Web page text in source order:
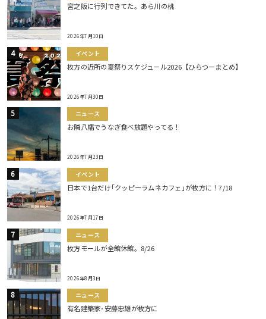
宮之阪に行列できてた。あら川の桃
2026年7月10日
イベント
枚方の近所の夏祭りスケジュール2026【ひらつーまとめ】
2026年7月30日
ニュース
お隣八幡でうなぎ食べ放題やってる！
2026年7月23日
イベント
日本で1台だけ｢クッピーラムネカフェ｣が枚方に！7/18
2026年7月17日
ニュース
枚方モールが全館休館。8/26
2026年8月3日
ニュース
有名建築家･安藤忠雄が枚方に